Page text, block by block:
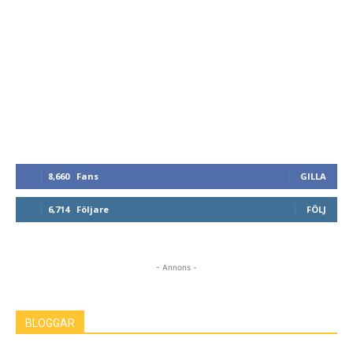
8,660 Fans GILLA
6,714 Följare FÖLJ
- Annons -
BLOGGAR